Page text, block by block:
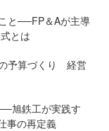
と──FP＆Aが主導
とは
予算づくり 経営
旭鉄工が実践す
事の再定義